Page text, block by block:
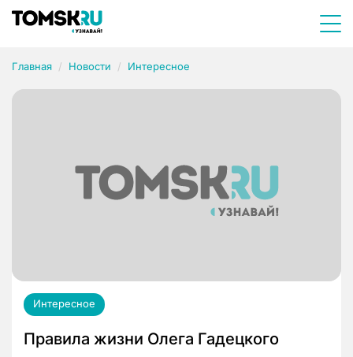
Главная Новости Интересное
Интересное
Правила жизни Олега Гадецкого